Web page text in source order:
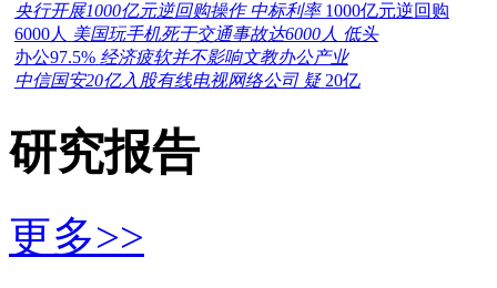
央行开展1000亿元逆回购操作 中标利率 1000亿元逆回购
6000人 美国玩手机死于交通事故达6000人 低头
办公97.5% 经济疲软并不影响文教办公产业
中信国安20亿入股有线电视网络公司 疑 20亿
研究报告
更多>>